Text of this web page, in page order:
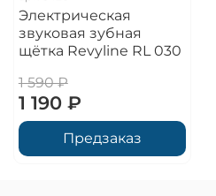
Электрическая
звуковая зубная
щётка Revyline RL 030
1 590 ₽
1 190 ₽
Предзаказ